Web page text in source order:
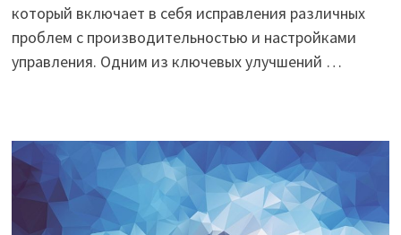
который включает в себя исправления различных
проблем с производительностью и настройками
управления. Одним из ключевых улучшений …